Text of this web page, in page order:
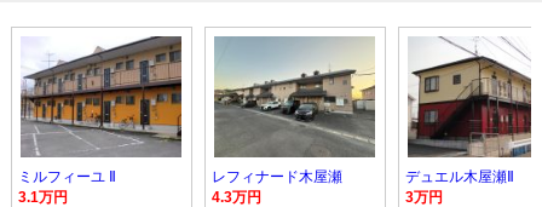
ミルフィーユ Ⅱ
3.1万円
レフィナード木屋瀬
4.3万円
デュエル木屋瀬Ⅱ
3万円